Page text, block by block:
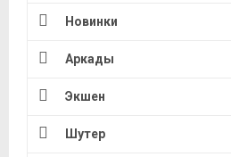
Новинки
Аркады
Экшен
Шутер